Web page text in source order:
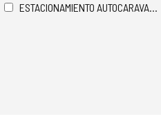
ESTACIONAMIENTO AUTOCARAVANAS